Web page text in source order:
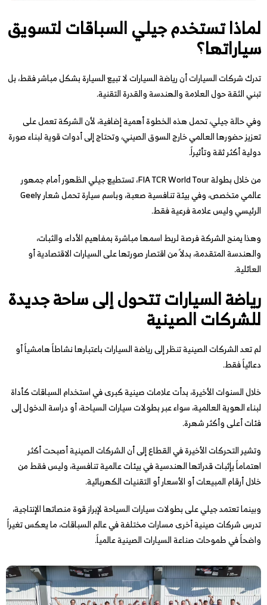
لماذا تستخدم جيلي السباقات لتسويق
سياراتها؟
تدرك شركات السيارات أن رياضة السيارات لا تبيع السيارة بشكل مباشر فقط، بل
تبني الثقة حول العلامة والهندسة والقدرة التقنية.
وفي حالة جيلي، تحمل هذه الخطوة أهمية إضافية، لأن الشركة تعمل على
تعزيز حضورها العالمي خارج السوق الصيني، وتحتاج إلى أدوات قوية لبناء صورة
دولية أكثر ثقة وتأثيراً.
من خلال بطولة FIA TCR World Tour، تستطيع جيلي الظهور أمام جمهور
عالمي متخصص، وفي بيئة تنافسية صعبة، وباسم سيارة تحمل شعار Geely
الرئيسي وليس علامة فرعية فقط.
وهذا يمنح الشركة فرصة لربط اسمها مباشرة بمفاهيم الأداء، والثبات،
والهندسة المتقدمة، بدلاً من اقتصار صورتها على السيارات الاقتصادية أو
العائلية.
رياضة السيارات تتحول إلى ساحة جديدة
للشركات الصينية
لم تعد الشركات الصينية تنظر إلى رياضة السيارات باعتبارها نشاطاً هامشياً أو
دعائياً فقط.
خلال السنوات الأخيرة، بدأت علامات صينية كبرى في استخدام السباقات كأداة
لبناء الهوية العالمية، سواء عبر بطولات سيارات السياحة، أو دراسة الدخول إلى
فئات أعلى وأكثر شهرة.
وتشير التحركات الأخيرة في القطاع إلى أن الشركات الصينية أصبحت أكثر
اهتماماً بإثبات قدراتها الهندسية في بيئات عالمية تنافسية، وليس فقط من
خلال أرقام المبيعات أو الأسعار أو التقنيات الكهربائية.
وبينما تعتمد جيلي على بطولات سيارات السياحة لإبراز قوة منصاتها الإنتاجية،
تدرس شركات صينية أخرى مسارات مختلفة في عالم السباقات، ما يعكس تغيراً
واضحاً في طموحات صناعة السيارات الصينية عالمياً.